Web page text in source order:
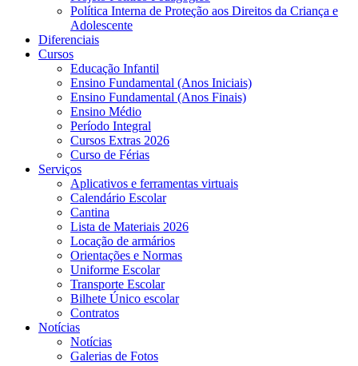
Política Interna de Proteção aos Direitos da Criança e
Adolescente
Diferenciais
Cursos
Educação Infantil
Ensino Fundamental (Anos Iniciais)
Ensino Fundamental (Anos Finais)
Ensino Médio
Período Integral
Cursos Extras 2026
Curso de Férias
Serviços
Aplicativos e ferramentas virtuais
Calendário Escolar
Cantina
Lista de Materiais 2026
Locação de armários
Orientações e Normas
Uniforme Escolar
Transporte Escolar
Bilhete Único escolar
Contratos
Notícias
Notícias
Galerias de Fotos